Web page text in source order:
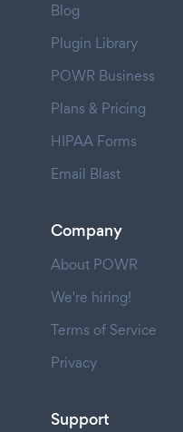
Blog
Plugin Library
POWR Business
Plans & Pricing
HIPAA Forms
Email Blast
Company
About POWR
We're hiring!
Terms of Service
Privacy
Support